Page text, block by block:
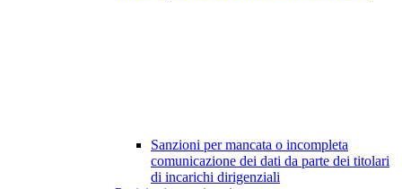
Sanzioni per mancata o incompleta
comunicazione dei dati da parte dei titolari
di incarichi dirigenziali